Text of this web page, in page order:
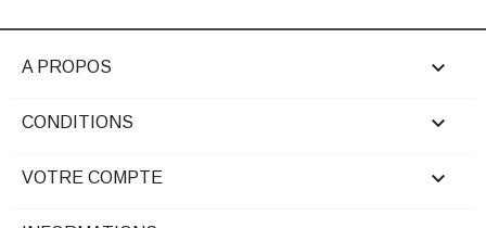
A PROPOS 
CONDITIONS 
VOTRE COMPTE 